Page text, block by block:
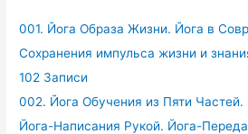
001. Йога Образа Жизни. Йога в
Сохранения импульса жизни и
102 Записи
002. Йога Обучения из Пяти
Йога-Написания Рукой. Йога-